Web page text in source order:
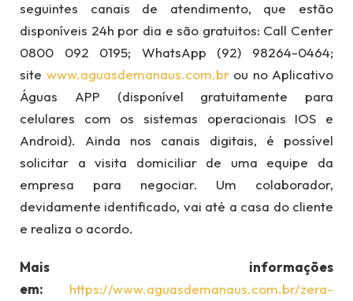
seguintes canais de atendimento, que estão
disponíveis 24h por dia e são gratuitos: Call Center
0800 092 0195; WhatsApp (92) 98264-0464;
site www.aguasdemanaus.com.brou no Aplicativo
Águas APP (disponível gratuitamente para
celulares com os sistemas operacionais IOS e
Android). Ainda nos canais digitais, é possível
solicitar a visita domiciliar de uma equipe da
empresa para negociar. Um colaborador,
devidamente identificado, vai até a casa do cliente
e realiza o acordo.
Mais informações
em: https://www.aguasdemanaus.com.br/zera-